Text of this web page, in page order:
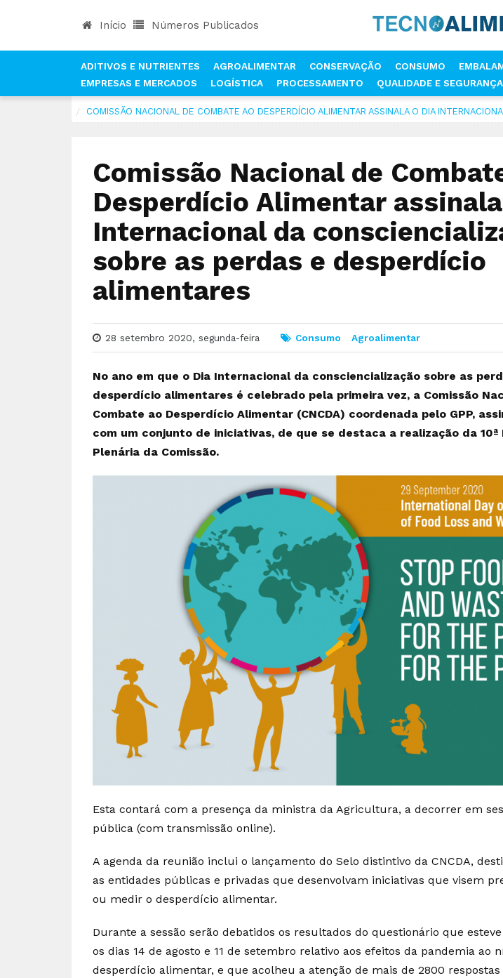
Início Números Publicados
ADITIVOS E NUTRIENTES AGROALIMENTAR CONSERVAÇÃO CONSUMO
EMPRESAS E MERCADOS
LOGÍSTICA PROCESSAMENTO QUALIDADE E
COMISSÃO NACIONAL DE COMBATE AO DESPERDÍCIO ALIMENTAR ASSINALA O DIA
Comissão Nacional de
Desperdício Alimentar
Internacional da
sobre as perdas e desperdício
alimentares
28 setembro 2020, segunda-feira Consumo Agroalimentar
No ano em que o Dia Internacional da consciencialização sobre as
desperdício alimentares é celebrado pela primeira vez, a Comissão
Combate ao Desperdício Alimentar (CNCDA) coordenada pelo GPP,
com um conjunto de iniciativas, de que se destaca a realização da 10ª
Plenária da Comissão.
Esta contará com a presença da ministra da Agricultura, a decorrer em
pública (com transmissão online).
A agenda da reunião inclui o lançamento do Selo distintivo da CNCDA,
as entidades públicas e privadas que desenvolvam iniciativas que visem
ou medir o desperdício alimentar.
Durante a sessão serão debatidos os resultados do questionário que
os dias 14 de agosto e 11 de setembro relativo aos efeitos da pandemia ao
desperdício alimentar, e que acolheu a atenção de mais de 2800 respostas